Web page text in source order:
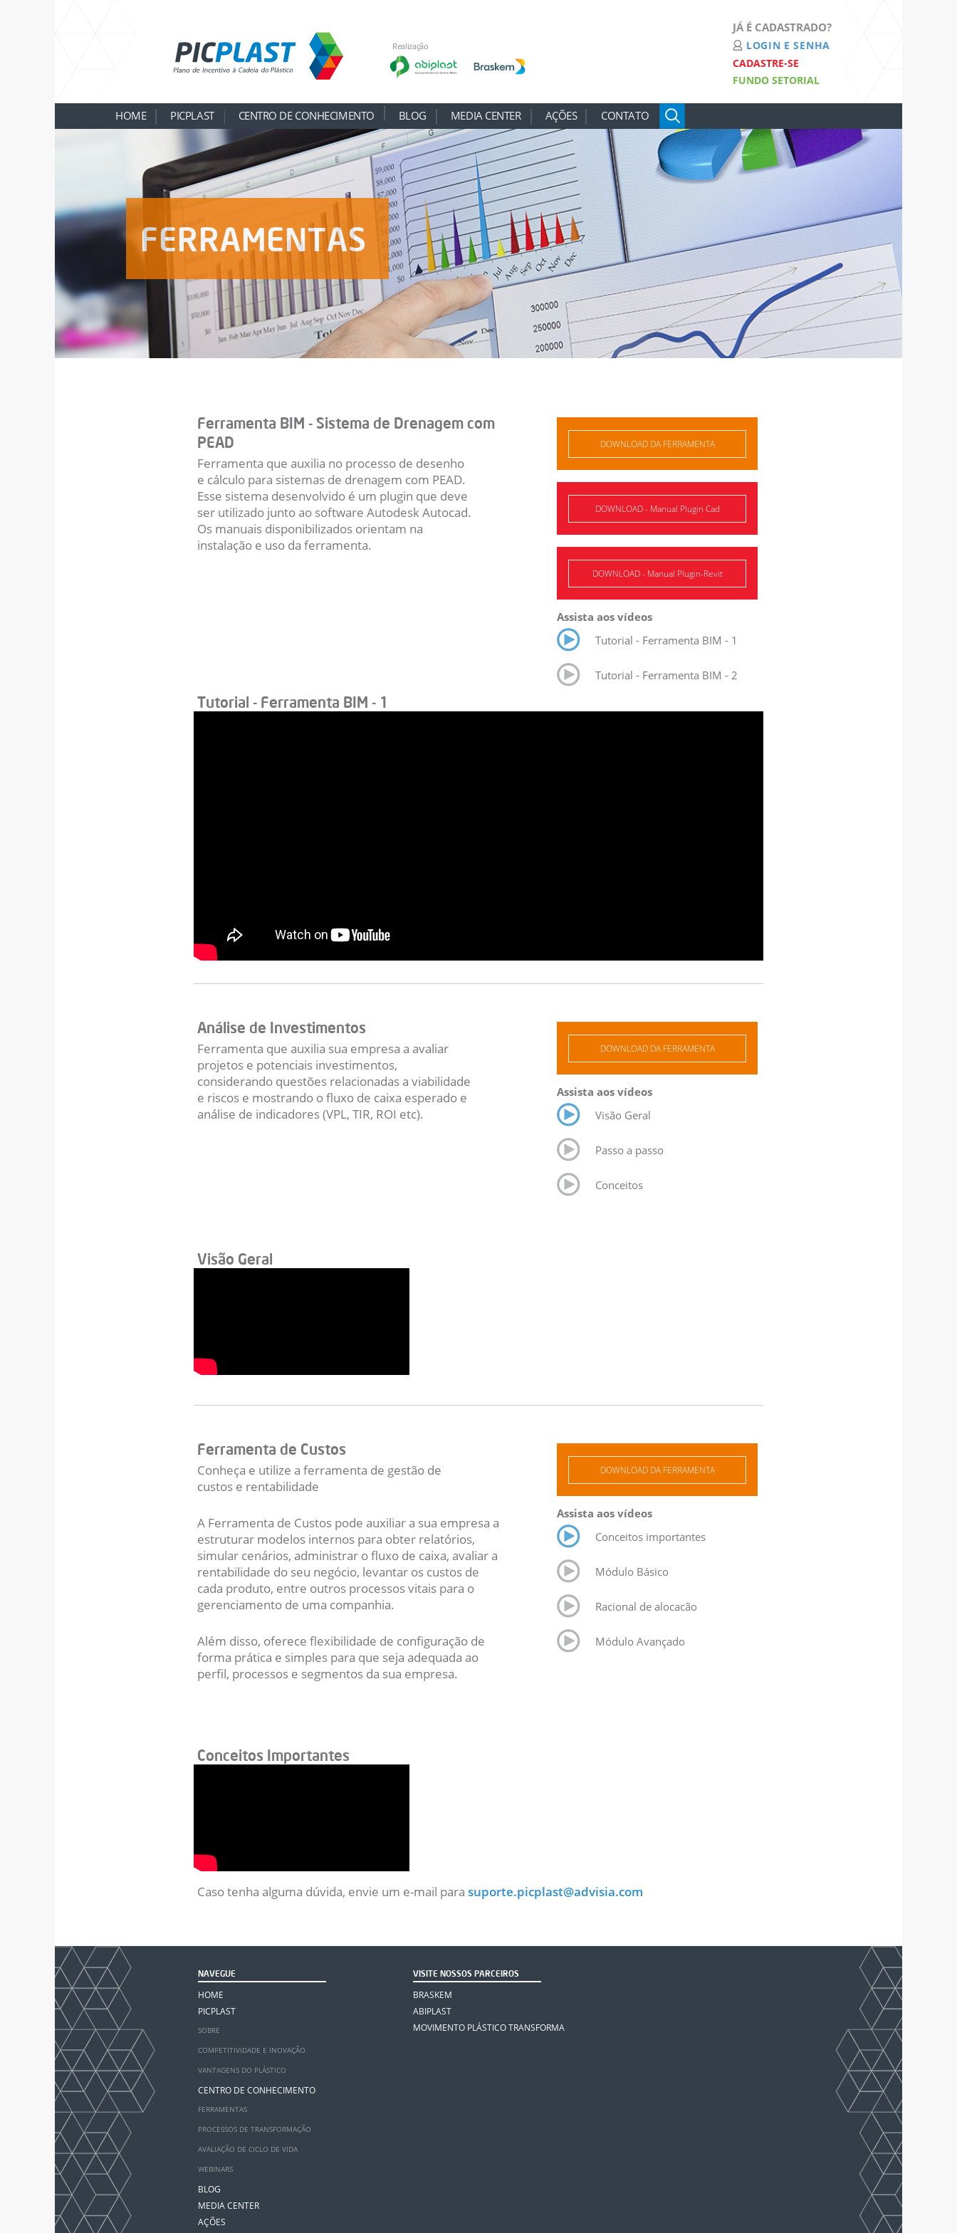
JÁ É CADASTRADO?
LOGIN E SENHA
CADASTRE-SE
FUNDO SETORIAL
Realização
HOME PICPLAST CENTRO DE CONHECIMENTO BLOG MEDIA CENTER AÇÕES CONTATO
FERRAMENTAS
Ferramenta BIM - Sistema de Drenagem com
PEAD
Ferramenta que auxilia no processo de desenho
e cálculo para sistemas de drenagem com PEAD.
Esse sistema desenvolvido é um plugin que deve
ser utilizado junto ao software Autodesk Autocad.
Os manuais disponibilizados orientam na
instalação e uso da ferramenta.
DOWNLOAD DA FERRAMENTA
DOWNLOAD - Manual Plugin Cad
DOWNLOAD - Manual Plugin-Revit
Assista aos vídeos
Tutorial - Ferramenta BIM - 1
Tutorial - Ferramenta BIM - 2
Tutorial - Ferramenta BIM - 1
Análise de Investimentos
Ferramenta que auxilia sua empresa a avaliar
projetos e potenciais investimentos,
considerando questões relacionadas a viabilidade
e riscos e mostrando o fluxo de caixa esperado e
análise de indicadores (VPL, TIR, ROI etc).
DOWNLOAD DA FERRAMENTA
Assista aos vídeos
Visão Geral
Passo a passo
Conceitos
Visão Geral
Ferramenta de Custos
Conheça e utilize a ferramenta de gestão de
custos e rentabilidade
A Ferramenta de Custos pode auxiliar a sua empresa a
estruturar modelos internos para obter relatórios,
simular cenários, administrar o fluxo de caixa, avaliar a
rentabilidade do seu negócio, levantar os custos de
cada produto, entre outros processos vitais para o
gerenciamento de uma companhia.
Além disso, oferece flexibilidade de configuração de
forma prática e simples para que seja adequada ao
perfil, processos e segmentos da sua empresa.
DOWNLOAD DA FERRAMENTA
Assista aos vídeos
Conceitos importantes
Módulo Básico
Racional de alocacão
Módulo Avançado
Conceitos Importantes
Caso tenha alguma dúvida, envie um e-mail para suporte.picplast@advisia.com
NAVEGUE
HOME
PICPLAST
SOBRE
COMPETITIVIDADE E INOVAÇÃO
VANTAGENS DO PLÁSTICO
CENTRO DE CONHECIMENTO
FERRAMENTAS
PROCESSOS DE TRANSFORMAÇÃO
AVALIAÇÃO DE CICLO DE VIDA
WEBINARS
BLOG
MEDIA CENTER
AÇÕES
VISITE NOSSOS PARCEIROS
BRASKEM
ABIPLAST
MOVIMENTO PLÁSTICO TRANSFORMA